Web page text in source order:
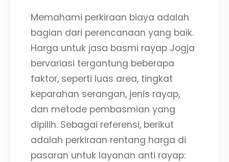
Memahami perkiraan biaya adalah
bagian dari perencanaan yang baik.
Harga untuk jasa basmi rayap Jogja
bervariasi tergantung beberapa
faktor, seperti luas area, tingkat
keparahan serangan, jenis rayap,
dan metode pembasmian yang
dipilih. Sebagai referensi, berikut
adalah perkiraan rentang harga di
pasaran untuk layanan anti rayap: